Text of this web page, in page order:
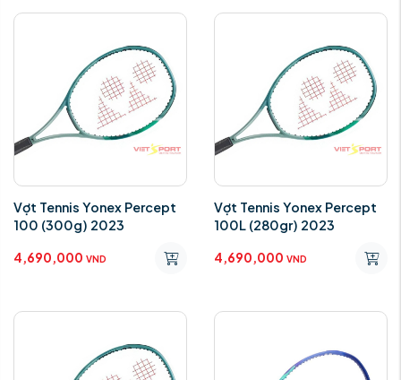
Vợt Tennis Yonex Percept
100 (300g) 2023
4,690,000 VND
Vợt Tennis Yonex Percept
100L (280gr) 2023
4,690,000 VND